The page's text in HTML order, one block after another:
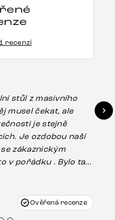
recenzí
stůl z masivního
musel čekat, ale
je stejně
zákaznickým
v pořádku . Bylo tam
stolu, které mohlo
vyšli vstříc.
všem.“
Ověřená recenze